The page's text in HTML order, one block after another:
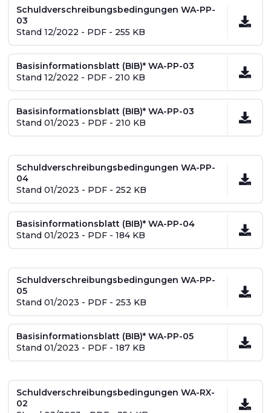
Schuldverschreibungsbedingungen WA-PP-
03
Stand 12/2022 - PDF - 255 KB
Basisinformationsblatt (BIB)* WA-PP-03
Stand 12/2022 - PDF - 210 KB
Basisinformationsblatt (BIB)* WA-PP-03
Stand 01/2023 - PDF - 210 KB
Schuldverschreibungsbedingungen WA-PP-
04
Stand 01/2023 - PDF - 252 KB
Basisinformationsblatt (BIB)* WA-PP-04
Stand 01/2023 - PDF - 184 KB
Schuldverschreibungsbedingungen WA-PP-
05
Stand 01/2023 - PDF - 253 KB
Basisinformationsblatt (BIB)* WA-PP-05
Stand 01/2023 - PDF - 187 KB
Schuldverschreibungsbedingungen WA-RX-
02